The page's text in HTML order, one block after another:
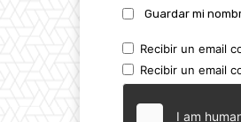
Guardar mi
Recibir un email
Recibir un email